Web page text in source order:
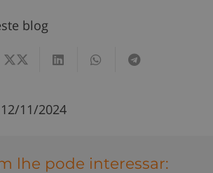
blog
12/11/2024
lhe pode interessar: